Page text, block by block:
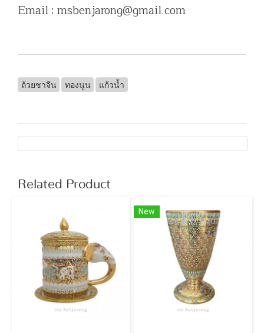
Email : msbenjarong@gmail.com
ถ้วยชาจีน ทองนูน แก้วน้ำ
Related Product
New